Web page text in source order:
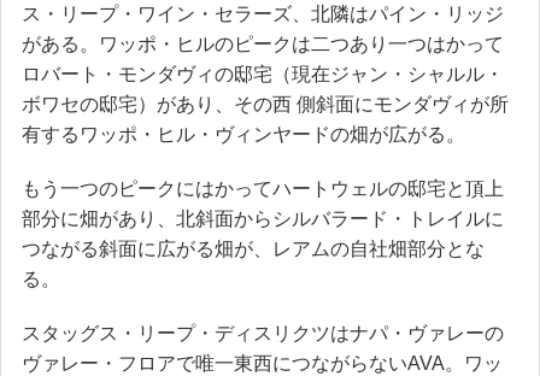
ス・リープ・ワイン・セラーズ、北隣はパイン・リッジ
がある。ワッポ・ヒルのピークは二つあり一つはかって
ロバート・モンダヴィの邸宅（現在ジャン・シャルル・
ボワセの邸宅）があり、その西 側斜面にモンダヴィが所
有するワッポ・ヒル・ヴィンヤードの畑が広がる。
もう一つのピークにはかってハートウェルの邸宅と頂上
部分に畑があり、北斜面からシルバラード・トレイルに
つながる斜面に広がる畑が、レアムの自社畑部分とな
る。
スタッグス・リープ・ディスリクツはナパ・ヴァレーの
ヴァレー・フロアで唯一東西につながらないAVA。ワッ